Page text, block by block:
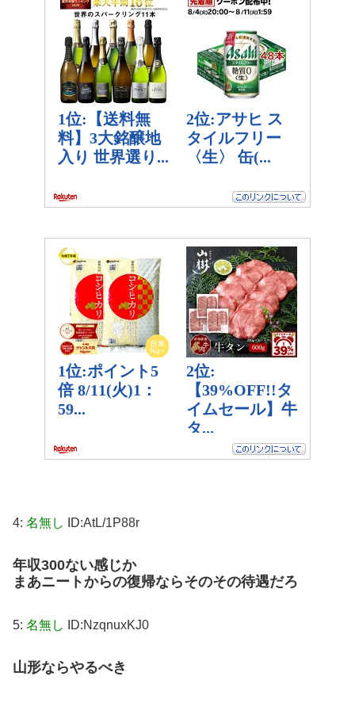
4: 名無し ID:AtL/1P88r
年収300ない感じか
まあニートからの復帰ならそのその待遇だろ
5: 名無し ID:NzqnuxKJ0
山形ならやるべき